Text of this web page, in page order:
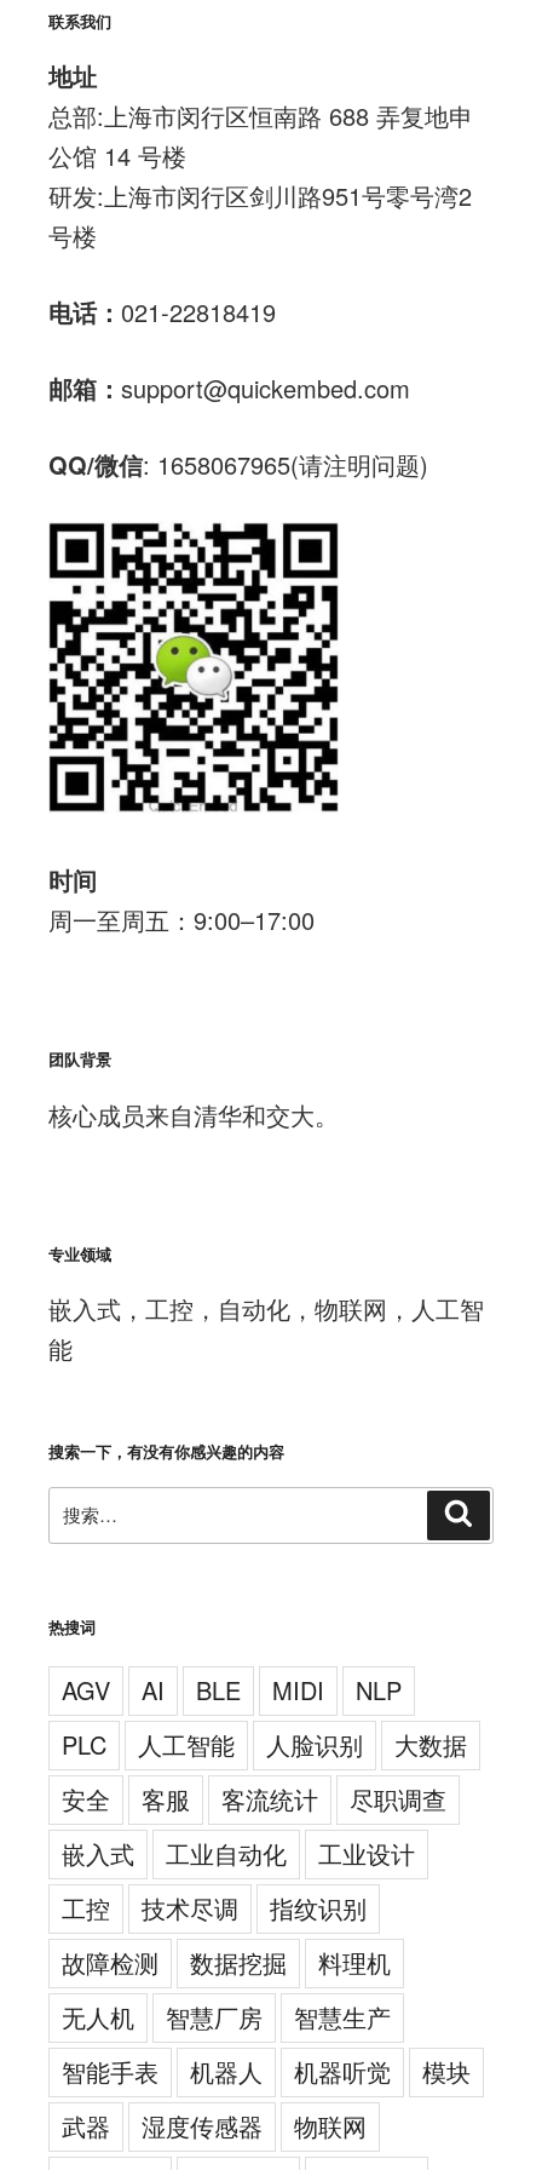
联系我们
地址
总部:上海市闵行区恒南路 688 弄复地申
公馆 14 号楼
研发:上海市闵行区剑川路951号零号湾2
号楼
电话： 021-22818419
邮箱： support@quickembed.com
QQ/微信: 1658067965(请注明问题)
时间
周一至周五：9:00–17:00
团队背景
核心成员来自清华和交大。
专业领域
嵌入式，工控，自动化，物联网，人工智
能
搜索一下，有没有你感兴趣的内容
搜
索：
热搜词
AGV AI BLE MIDI
NLP
PLC
人工智能 人脸识别
大数据
安全
客服 客流统计
尽职调查
嵌入式
工业自动化
工业设计
工控
技术尽调
指纹识别
故障检测
数据挖掘
料理机
无人机
智慧厂房
智慧生产
智能手表
机器人 机器听觉
模块
武器
湿度传感器
物联网